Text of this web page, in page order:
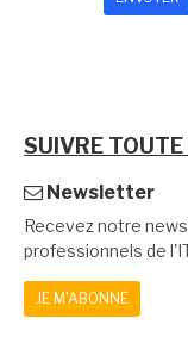
SUIVRE
Newsletter
Recevez notre
professionnels de
JE M'ABONNE